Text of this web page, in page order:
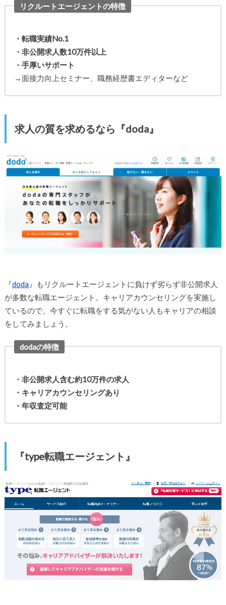
リクルートエージェントの特徴
・転職実績No.1
・非公開求人数10万件以上
・手厚いサポート
→面接力向上セミナー、職務経歴書エディターなど
求人の質を求めるなら『doda』
『doda』もリクルートエージェントに負けず劣らず非公開求人
が多数な転職エージェント。キャリアカウンセリングを実施し
ているので、今すぐに転職をする気がない人もキャリアの相談
をしてみましょう。
dodaの特徴
・非公開求人含む約10万件の求人
・キャリアカウンセリングあり
・年収査定可能
『type転職エージェント』